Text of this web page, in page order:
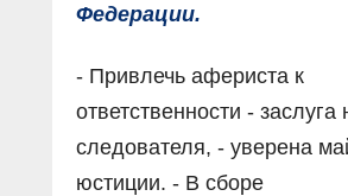
Федерации.
- Привлечь афериста к
ответственности - заслуга
следователя, - уверена
юстиции. - В сборе